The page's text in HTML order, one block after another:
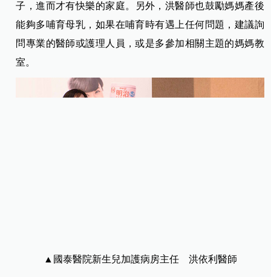
子，進而才有快樂的家庭。
另外，洪醫師也鼓勵媽媽產後
能夠多哺育母乳，如果在哺育時有遇上任何問題，建議詢
問專業的醫師或護理人員，或是多參加相關主題的媽媽教
室。
▲國泰醫院新生兒加護病房主任 洪依利醫師